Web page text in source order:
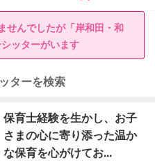
せんでしたが「岸和田・和
ッターがいます
ターを検索
保育士経験を生かし、お子
さまの心に寄り添った温か
な保育を心がけてお...